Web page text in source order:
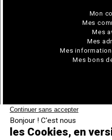
Mon
Mes
Mes
Mes
Mes
Mes bons
©